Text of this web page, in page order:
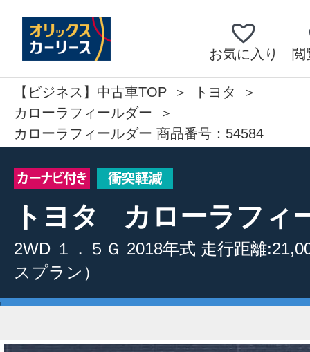
お気に入り 閲
【ビジネス】中古車TOP
トヨタ
カローラフィールダー
カローラフィールダー 商品番号：54584
トヨタ カローラフィ
2WD １．５Ｇ 2018年式 走行距離
スプラン）